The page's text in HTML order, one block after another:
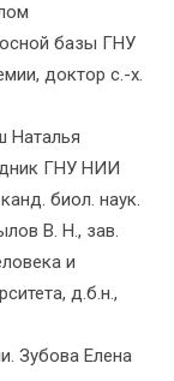
базы ГНУ
доктор с.-х.
Наталья
ГНУ НИИ
биол. наук.
В. Н., зав.
и
д.б.н.,
Зубова Елена